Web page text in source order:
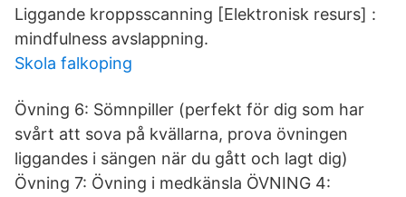
Liggande kroppsscanning [Elektronisk resurs] :
mindfulness avslappning.
Skola falkoping
Övning 6: Sömnpiller (perfekt för dig som har
svårt att sova på kvällarna, prova övningen
liggandes i sängen när du gått och lagt dig)
Övning 7: Övning i medkänsla ÖVNING 4: